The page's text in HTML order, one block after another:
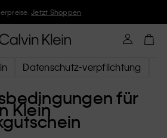
Klein und gönne Dir -10%
Datenschutz-verpflichtung
für
Klein